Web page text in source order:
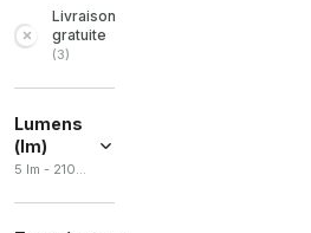
Livraison
gratuite
(3)
Lumens
(lm)
5 lm - 21000 lm